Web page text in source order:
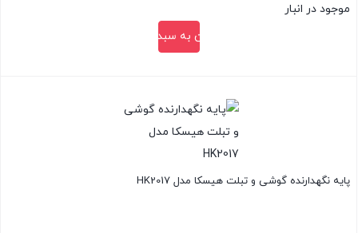
بود.
موجود در انبار
افزودن به سبد خرید
پایه نگهدارنده گوشی و تبلت هیسکا مدل HK2017